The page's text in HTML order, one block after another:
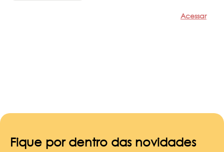
Acessar
Fique por dentro das novidades